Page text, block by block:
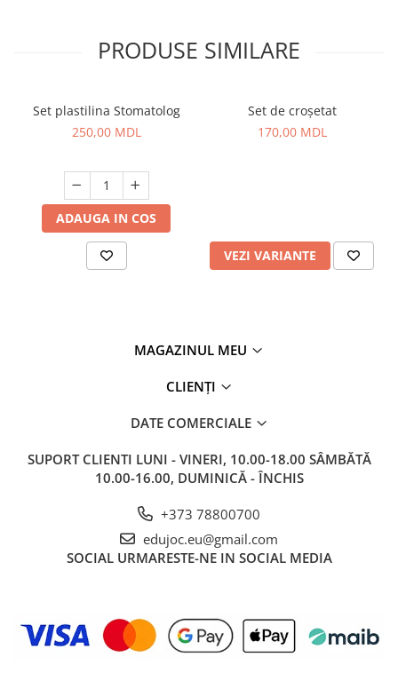
PRODUSE SIMILARE
Set plastilina Stomatolog
250,00 MDL
ADAUGA IN COS
Set de croșetat
170,00 MDL
VEZI VARIANTE
MAGAZINUL MEU
CLIENȚI
DATE COMERCIALE
SUPORT CLIENTI LUNI - VINERI, 10.00-18.00 SÂMBĂTĂ
10.00-16.00, DUMINICĂ - ÎNCHIS
+373 78800700
edujoc.eu@gmail.com
SOCIAL URMARESTE-NE IN SOCIAL MEDIA